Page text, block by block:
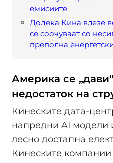
емисиите
Додека Кина влезе
се соочуваат со
преполна
Америка се
недостаток на
Кинеските дата-
напредни AI модели
лесно достапна
Кинеските компании